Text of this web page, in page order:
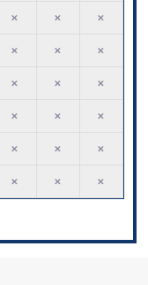
✕
✕
✕
✕
✕
✕
✕
✕
✕
✕
✕
✕
✕
✕
✕
✕
✕
✕